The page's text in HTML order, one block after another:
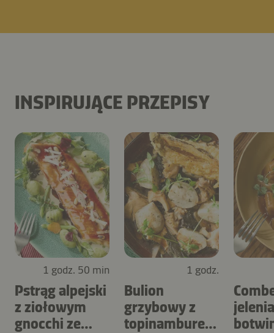
INSPIRUJĄCE PRZEPISY
1 godz. 50 min
Pstrąg alpejski
z ziołowym
gnocchi ze
1 godz.
Bulion
grzybowy z
topinamburem